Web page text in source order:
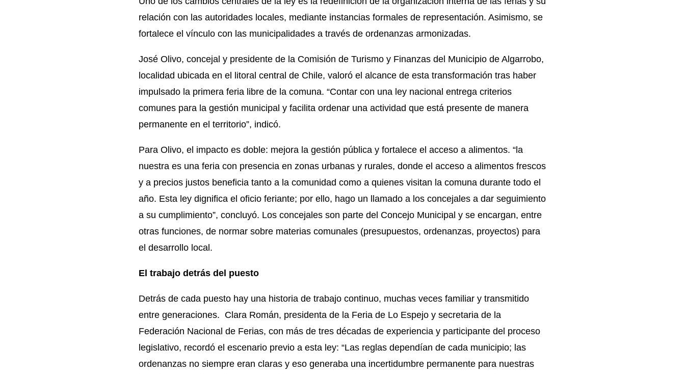
relación con las autoridades locales, mediante instancias formales de representación. Asimismo, se
fortalece el vínculo con las municipalidades a través de ordenanzas armonizadas.
José Olivo, concejal y presidente de la Comisión de Turismo y Finanzas del Municipio de Algarrobo,
localidad ubicada en el litoral central de Chile, valoró el alcance de esta transformación tras haber
impulsado la primera feria libre de la comuna. “Contar con una ley nacional entrega criterios
comunes para la gestión municipal y facilita ordenar una actividad que está presente de manera
permanente en el territorio”, indicó.
Para Olivo, el impacto es doble: mejora la gestión pública y fortalece el acceso a alimentos. “la
nuestra es una feria con presencia en zonas urbanas y rurales, donde el acceso a alimentos frescos
y a precios justos beneficia tanto a la comunidad como a quienes visitan la comuna durante todo el
año. Esta ley dignifica el oficio feriante; por ello, hago un llamado a los concejales a dar seguimiento
a su cumplimiento”, concluyó. Los concejales son parte del Concejo Municipal y se encargan, entre
otras funciones, de normar sobre materias comunales (presupuestos, ordenanzas, proyectos) para
el desarrollo local.
El trabajo detrás del puesto
Detrás de cada puesto hay una historia de trabajo continuo, muchas veces familiar y transmitido
entre generaciones. Clara Román, presidenta de la Feria de Lo Espejo y secretaria de la
Federación Nacional de Ferias, con más de tres décadas de experiencia y participante del proceso
legislativo, recordó el escenario previo a esta ley: “Las reglas dependían de cada municipio; las
ordenanzas no siempre eran claras y eso generaba una incertidumbre permanente para nuestras